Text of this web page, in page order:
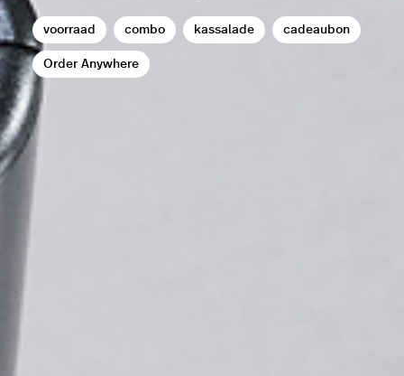
voorraad combo kassalade cadeaubon
Order Anywhere